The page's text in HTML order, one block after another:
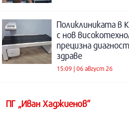
Поликлиниката в
с нов
прецизна
здраве
15:09 | 06 август 26
ПГ „Иван Хаджиенов”